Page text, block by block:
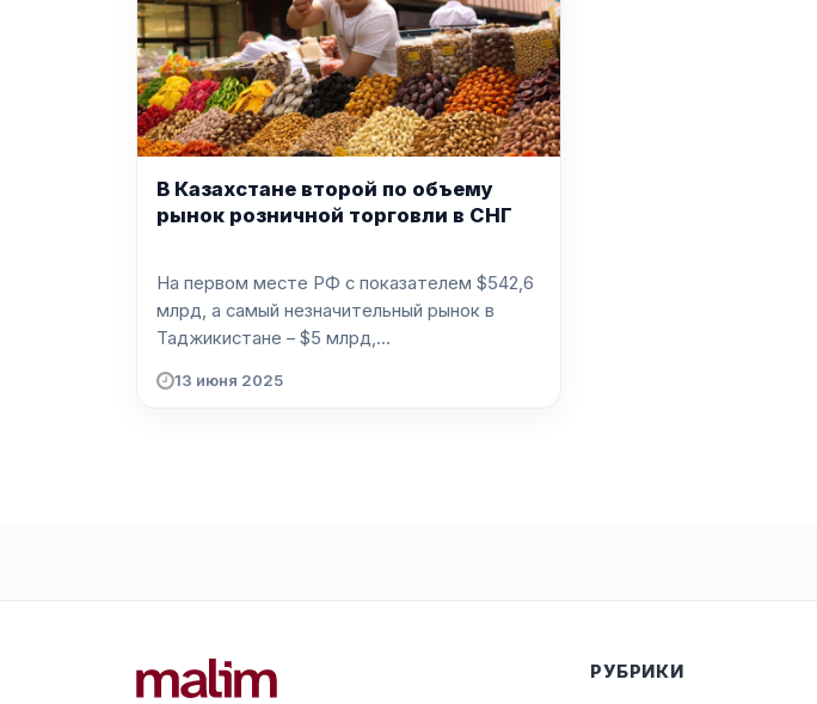
В Казахстане второй по объему
рынок розничной торговли в СНГ
На первом месте РФ с показателем $542,6
млрд, а самый незначительный рынок в
Таджикистане – $5 млрд,...
13 июня 2025
РУБРИКИ